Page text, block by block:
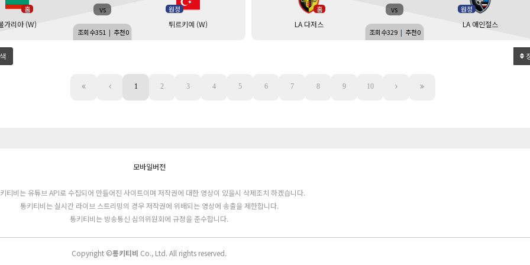
홈
가리아 (W)
vs 원정
튀르키예 (W)
조회수351 | 추천0
홈
LA 다저스
vs 원정
LA 애인절스
조회수329 | 추천0
1 2 3 4 5 6 7 8 9 10
모바일버전
티비는 유튜브 API로 수집되어 만들어진 사이트이며 저작권에 대한 영상이 있을시 삭제조치 하겠습니다.
통키티비는 실시간 라이브 스트리밍의 경우 저작권에 위배되는 영상에 송출을 제한합니다.
통키티비는 방송통신 심의위원회에 규정을 준수합니다.
Copyright ©통키티비 Co., Ltd. All rights reserved.